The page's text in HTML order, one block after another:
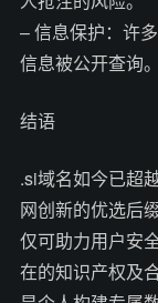
– 信息保护：许
信息被公开查询。
结语
.si域名如今已超
网创新的优选后
仅可助力用户安
在的知识产权及